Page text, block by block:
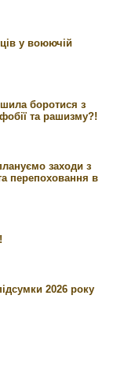
у воюючій
боротися з
та рашизму?!
заходи з
перепоховання в
2026 року